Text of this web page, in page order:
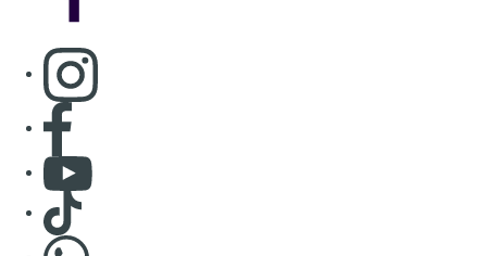
Consulter page Instagram
Consulter page Facebook
Consulter Youtube
Consulter TikTok